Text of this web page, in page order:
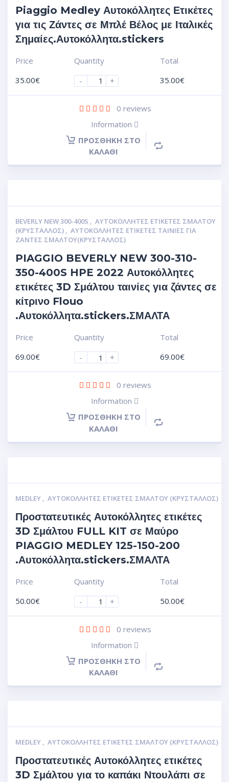
Piaggio Medley Αυτοκόλλητες Ετικέτες
για τις Ζάντες σε Μπλέ Βέλος με Ιταλικές
Σημαίες.Αυτοκόλλητα.stickers
Price
35.00€
Quantity
-
+
Total
35.00€
0 reviews
Information
ΠΡΟΣΘΉΚΗ ΣΤΟ
ΚΑΛΆΘΙ
BEVERLY NEW 300-400S , ΑΥΤΟΚΌΛΛΗΤΕΣ ΕΤΙΚΈΤΕΣ ΣΜΆΛΤΟΥ
(ΚΡΥΣΤΑΛΛΟΣ) , ΑΥΤΟΚΌΛΛΗΤΕΣ ΕΤΙΚΈΤΕΣ ΤΑΙΝΊΕΣ ΓΙΑ
ΖΆΝΤΕΣ ΣΜΆΛΤΟΥ(ΚΡΎΣΤΑΛΛΟΣ)
PIAGGIO BEVERLY NEW 300-310-
350-400S HPE 2022 Αυτοκόλλητες
ετικέτες 3D Σμάλτου ταινίες για ζάντες σε
κίτρινο Flouo
.Αυτοκόλλητα.stickers.ΣΜΑΛΤΑ
Price
69.00€
Quantity
-
+
Total
69.00€
0 reviews
Information
ΠΡΟΣΘΉΚΗ ΣΤΟ
ΚΑΛΆΘΙ
MEDLEY , ΑΥΤΟΚΌΛΛΗΤΕΣ ΕΤΙΚΈΤΕΣ ΣΜΆΛΤΟΥ (ΚΡΥΣΤΑΛΛΟΣ)
Προστατευτικές Αυτοκόλλητες ετικέτες
3D Σμάλτου FULL KIT σε Μαύρο
PIAGGIO MEDLEY 125-150-200
.Αυτοκόλλητα.stickers.ΣΜΑΛΤΑ
Price
50.00€
Quantity
-
+
Total
50.00€
0 reviews
Information
ΠΡΟΣΘΉΚΗ ΣΤΟ
ΚΑΛΆΘΙ
MEDLEY , ΑΥΤΟΚΌΛΛΗΤΕΣ ΕΤΙΚΈΤΕΣ ΣΜΆΛΤΟΥ (ΚΡΥΣΤΑΛΛΟΣ)
Προστατευτικές Αυτοκόλλητες ετικέτες
3D Σμάλτου για το καπάκι Ντουλάπι σε